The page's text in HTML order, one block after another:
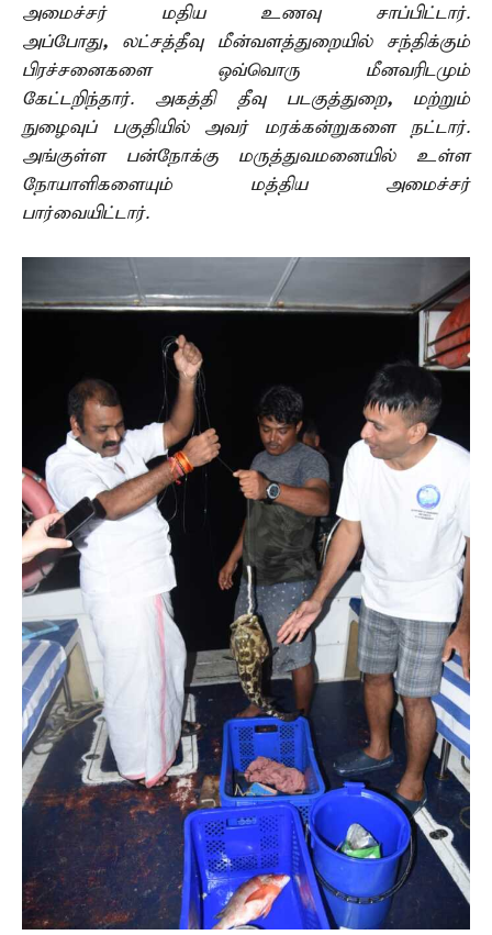
அமைச்சர் மதிய உணவு சாப்பிட்டார்.
அப்போது,
லட்சத்தீவு மீன்வளத்துறையில் சந்திக்கும்
பிரச்சனைகளை ஒவ்வொரு மீனவரிடமும்
கேட்டறிந்தார். அகத்தி தீவு படகுத்துறை,
மற்றும்
நுழைவுப் பகுதியில் அவர் மரக்கன்றுகளை நட்டார்.
அங்குள்ள பன்நோக்கு மருத்துவமனையில் உள்ள
நோயாளிகளையும் மத்திய அமைச்சர்
பார்வையிட்டார்.